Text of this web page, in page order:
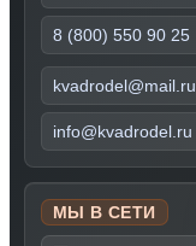
8 (800) 550 90 25
kvadrodel@mail.ru
info@kvadrodel.ru
МЫ В СЕТИ